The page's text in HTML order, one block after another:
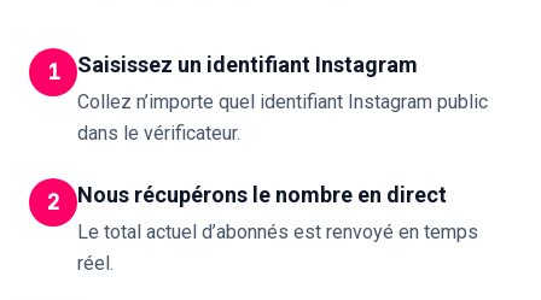
1 Saisissez un identifiant Instagram
Collez n’importe quel identifiant Instagram public
dans le vérificateur.
2 Nous récupérons le nombre en direct
Le total actuel d’abonnés est renvoyé en temps
réel.